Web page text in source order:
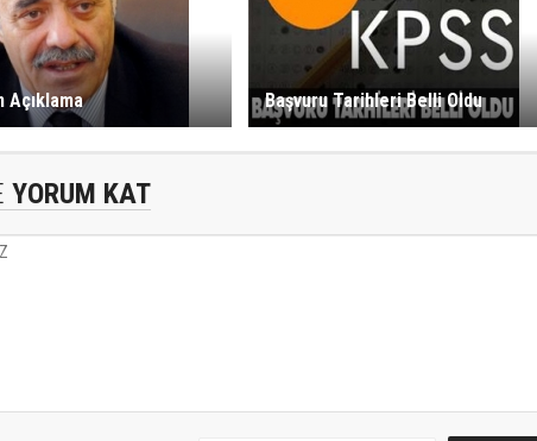
Başvuru Tarihleri Belli Oldu
YORUM KAT